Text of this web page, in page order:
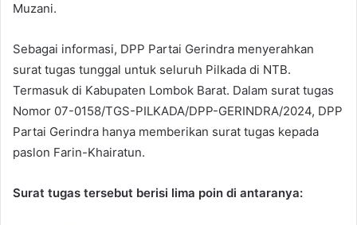
Muzani.
Sebagai informasi, DPP Partai Gerindra menyerahkan
surat tugas tunggal untuk seluruh Pilkada di NTB.
Termasuk di Kabupaten Lombok Barat. Dalam surat tugas
Nomor 07-0158/TGS-PILKADA/DPP-GERINDRA/2024, DPP
Partai Gerindra hanya memberikan surat tugas kepada
paslon Farin-Khairatun.
Surat tugas tersebut berisi lima poin di antaranya: